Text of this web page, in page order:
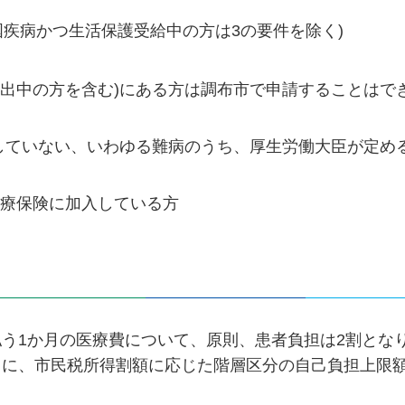
病かつ生活保護受給中の方は3の要件を除く)
中の方を含む)にある方は調布市で申請することはで
いない、いわゆる難病のうち、厚生労働大臣が定め
保険に加入している方
1か月の医療費について、原則、患者負担は2割とな
、市民税所得割額に応じた階層区分の自己負担上限